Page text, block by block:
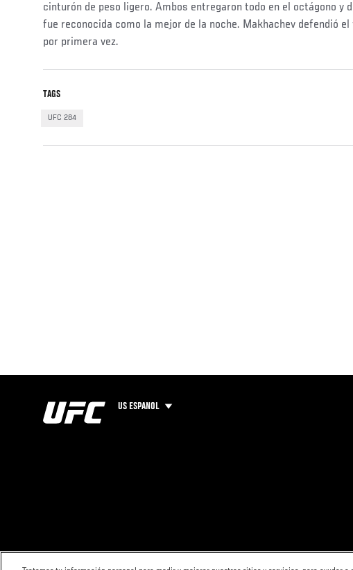
cinturón de peso ligero. Ambos entregaron todo en el octágono y
fue reconocida como la mejor de la noche. Makhachev defendió
por primera vez.
TAGS
UFC 284
US ESPANOL